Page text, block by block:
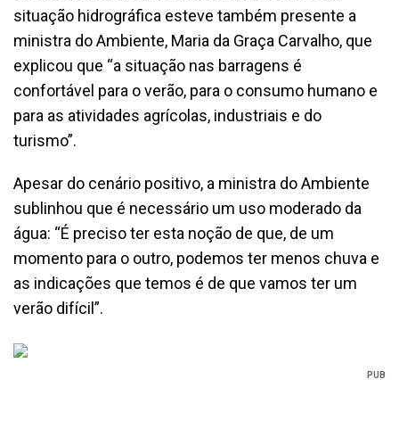
situação hidrográfica esteve também presente a
ministra do Ambiente, Maria da Graça Carvalho, que
explicou que “a situação nas barragens é
confortável para o verão, para o consumo humano e
para as atividades agrícolas, industriais e do
turismo”.
Apesar do cenário positivo, a ministra do Ambiente
sublinhou que é necessário um uso moderado da
água: “É preciso ter esta noção de que, de um
momento para o outro, podemos ter menos chuva e
as indicações que temos é de que vamos ter um
verão difícil”.
PUB